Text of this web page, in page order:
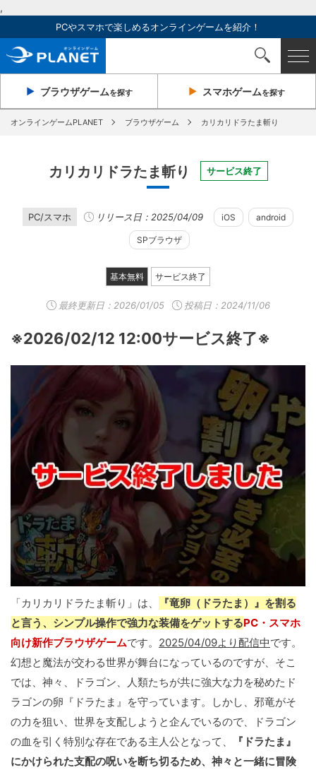
,
PCやスマホで楽しめるオンラインゲームを紹介！
ブラウザゲームを探す スマホゲームを探す
オンラインゲームPLANET ブラウザゲーム カリカリドラたま斬り
カリカリドラたま斬り サービス終了
PC/スマホ リリース日：2025/04/09 iOS android
SPブラウザ
基本無料 サービス終了
最終更新日： 2026/01/05 投稿日：2024/11/06
※2026/02/12 12:00サービス終了※
「カリカリドラたま斬り」は、
『竜卵（ドラたま）』を割る
と言う、シンプル操作で強力な装備をゲットするPC・スマホ
向け新作ブラウザゲームです。 2025/04/09より配信中です。
幻想と魔法が交わる世界が舞台になっているのですが、そこ
では、神々、ドラゴン、人類たちが共に強大な力を秘めたド
ラゴンの卵『ドラたま』を守っています。しかし、邪竜がそ
の力を狙い、世界を支配しようと企んでいるので、ドラゴン
の血を引く特別な存在である主人公となって、
『ドラたま』
にかけられた支配の呪いを断ち切るため、神々と一緒に冒険